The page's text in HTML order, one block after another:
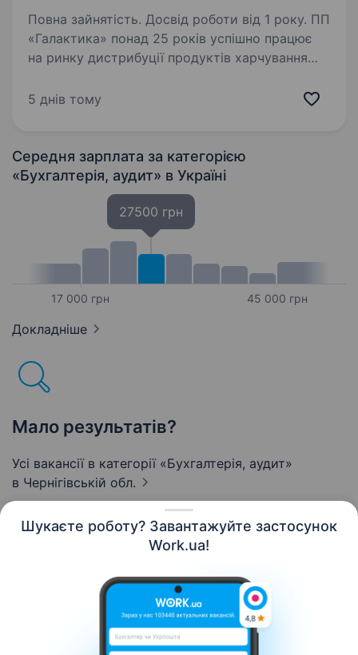
Шукаєте роботу? Завантажуйте застосунок
Work.ua!
Повна зайнятість. Досвід роботи від 1 року. ПП
«Галактика» понад 25 років успішно працює
на ринку дистрибуції продуктів харчування
й Східну Україну. Щодня ми забезпечуємо
5 днів тому
Середня зарплата за категорією
«Бухгалтерія, аудит» в Україні
17 000 грн
27500 грн
45 000 грн
Докладніше
Мало результатів?
Усі вакансії в категорії «Бухгалтерія, аудит»
в Чернігівській обл.